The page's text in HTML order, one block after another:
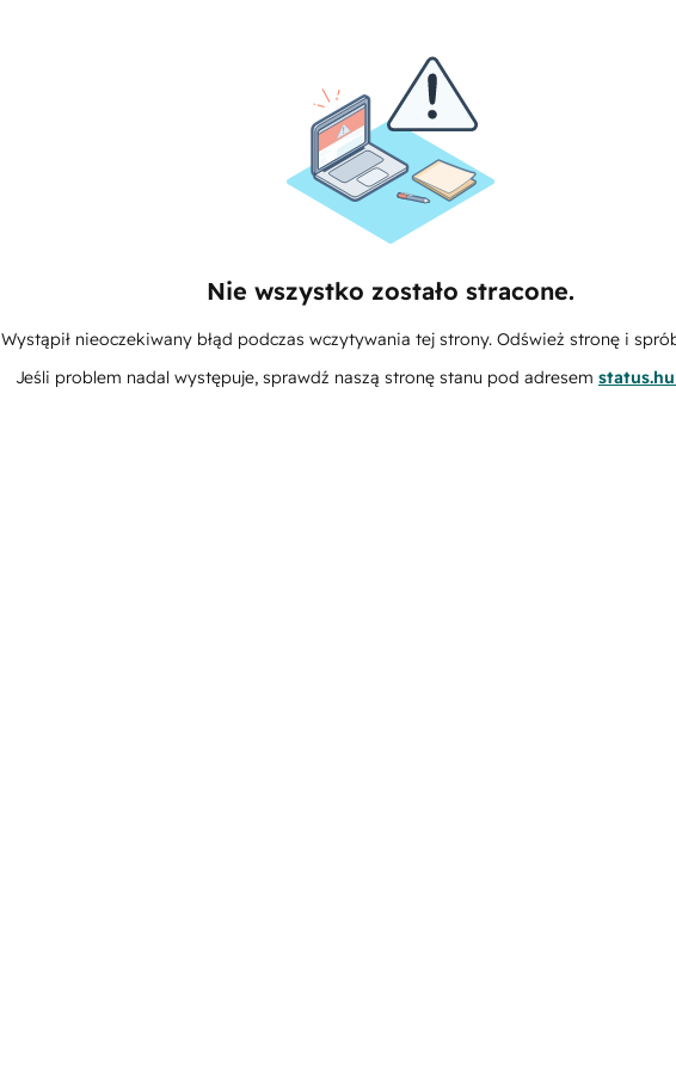
Nie wszystko zostało stracone.
Wystąpił nieoczekiwany błąd podczas wczytywania tej strony. Odśwież stronę i
Jeśli problem nadal występuje, sprawdź naszą stronę stanu pod adresem